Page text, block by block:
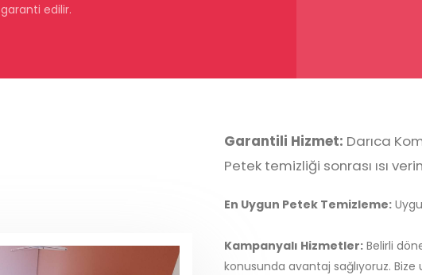
edilir.
Garantili Hizmet: Darıca
Petek temizliği sonrası ısı
En Uygun Petek Temizleme:
Kampanyalı Hizmetler:Belirli
konusunda avantaj sağlıyoruz. Bize